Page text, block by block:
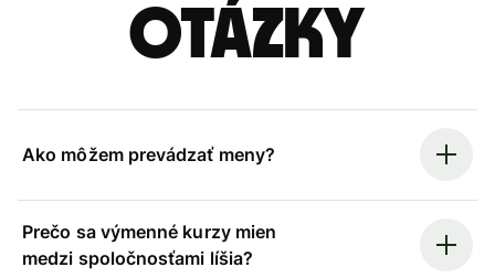
otázky
Ako môžem prevádzať meny?
Prečo sa výmenné kurzy mien
medzi spoločnosťami líšia?